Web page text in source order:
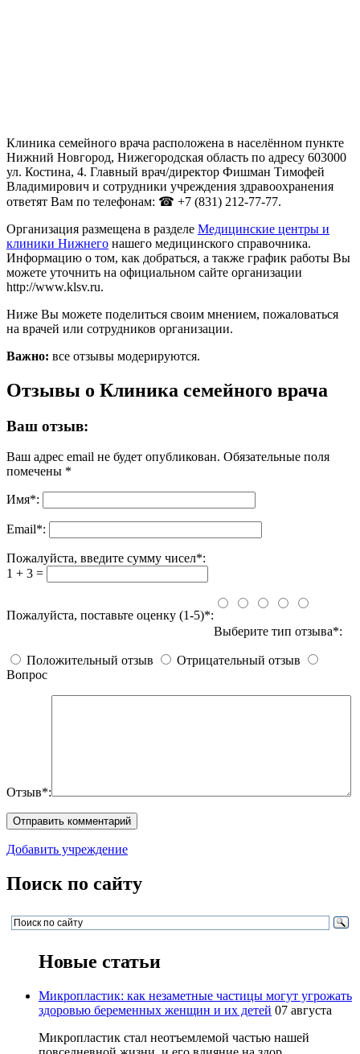
Клиника семейного врача расположена в населённом пункте
Нижний Новгород, Нижегородская область по адресу 603000
ул. Костина, 4. Главный врач/директор Фишман Тимофей
Владимирович и сотрудники учреждения здравоохранения
ответят Вам по телефонам: ☎ +7 (831) 212-77-77.
Организация размещена в разделе Медицинские центры и
клиники Нижнего нашего медицинского справочника.
Информацию о том, как добраться, а также график работы Вы
можете уточнить на официальном сайте организации
http://www.klsv.ru.
Ниже Вы можете поделиться своим мнением, пожаловаться
на врачей или сотрудников организации.
Важно: все отзывы модерируются.
Отзывы о Клиника семейного врача
Ваш отзыв:
Ваш адрес email не будет опубликован. Обязательные поля
помечены *
Имя*:
Email*:
Пожалуйста, введите сумму чисел*:
1 + 3 =
Пожалуйста, поставьте оценку (1-5)*:
Выберите тип отзыва*:
Положительный отзыв
Отрицательный отзыв
Вопрос
Отзыв*:
Добавить учреждение
Поиск по сайту
Новые статьи
Микропластик: как незаметные частицы могут угрожать
здоровью беременных женщин и их детей 07 августа
Микропластик стал неотъемлемой частью нашей